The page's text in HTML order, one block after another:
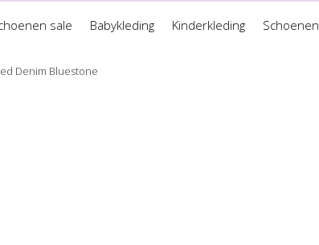
sale Babykleding Kinderkleding Schoenen
Denim Bluestone